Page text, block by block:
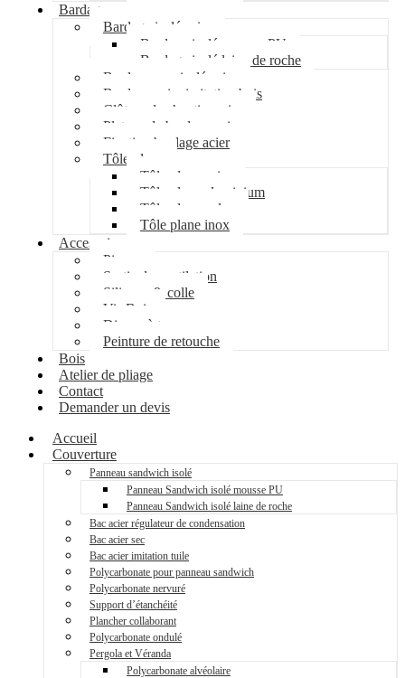
Bardage
Bardage isolé acier
Bardage isolé mousse PU
Bardage isolé laine de roche
Bardage non isolé acier
Bardage acier imitation bois
Clôture de chantier acier
Plateau de bardage acier
Fixation bardage acier
Tôle plane
Tôle plane acier
Tôle plane aluminium
Tôle plane galva
Tôle plane inox
Accessoires
Pipeco
Sortie de ventilation
Silicone & colle
Vis Bois
Disque à tronçonner
Peinture de retouche
Bois
Atelier de pliage
Contact
Demander un devis
Accueil
Couverture
Panneau sandwich isolé
Panneau Sandwich isolé mousse PU
Panneau Sandwich isolé laine de roche
Bac acier régulateur de condensation
Bac acier sec
Bac acier imitation tuile
Polycarbonate pour panneau sandwich
Polycarbonate nervuré
Support d’étanchéité
Plancher collaborant
Polycarbonate ondulé
Pergola et Véranda
Polycarbonate alvéolaire